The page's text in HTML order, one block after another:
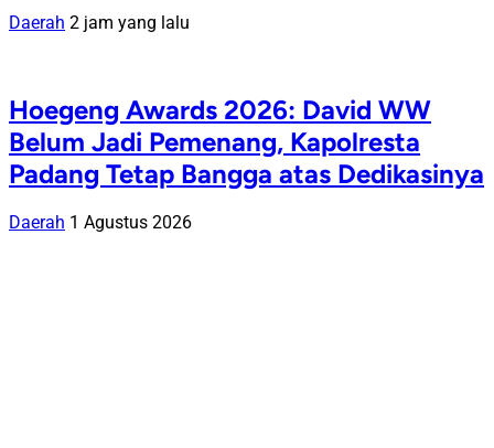
Daerah 2 jam yang lalu
Hoegeng Awards 2026: David WW
Belum Jadi Pemenang, Kapolresta
Padang Tetap Bangga atas Dedikasinya
Daerah 1 Agustus 2026